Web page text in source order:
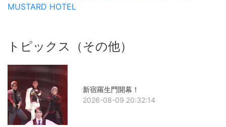
MUSTARD HOTEL
トピックス（その他）
新宿羅生門開幕！
2026-08-09 20:32:14